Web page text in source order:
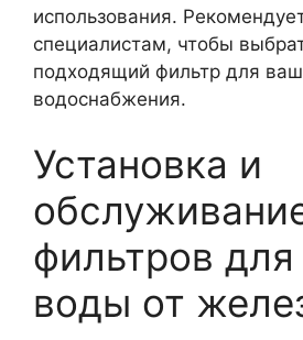
использования.
специалистам, чтобы
подходящий фильтр для
водоснабжения.
Установка и
фильтров
воды от